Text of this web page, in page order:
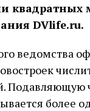
квадратных
DVlife.ru.
ведомства
более